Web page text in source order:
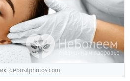
depositphotos.com